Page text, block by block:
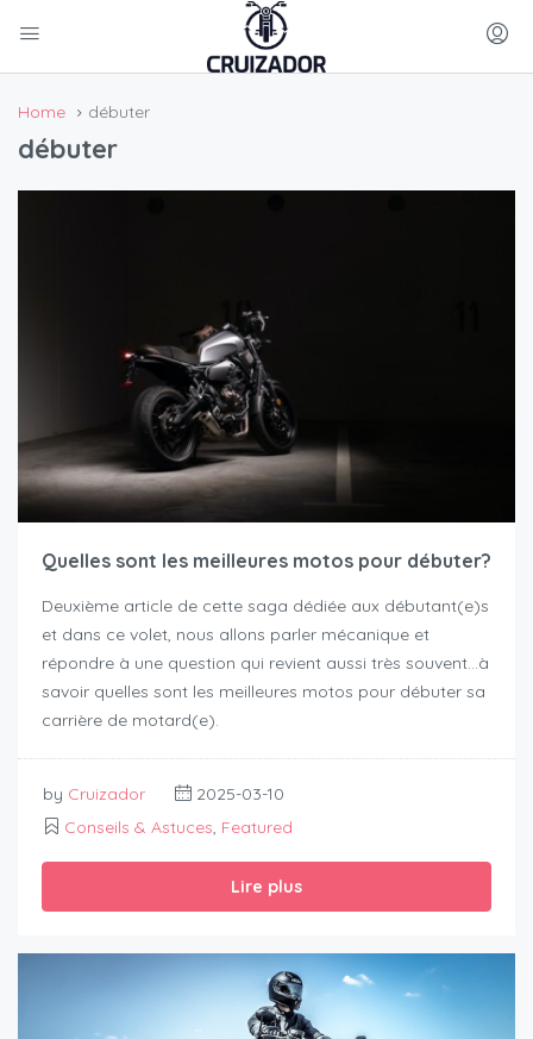
Home débuter
débuter
Quelles sont les meilleures motos pour débuter?
Deuxième article de cette saga dédiée aux débutant(e)s
et dans ce volet, nous allons parler mécanique et
répondre à une question qui revient aussi très souvent…à
savoir quelles sont les meilleures motos pour débuter sa
carrière de motard(e).
by Cruizador
2025-03-10
Conseils & Astuces, Featured
Lire plus